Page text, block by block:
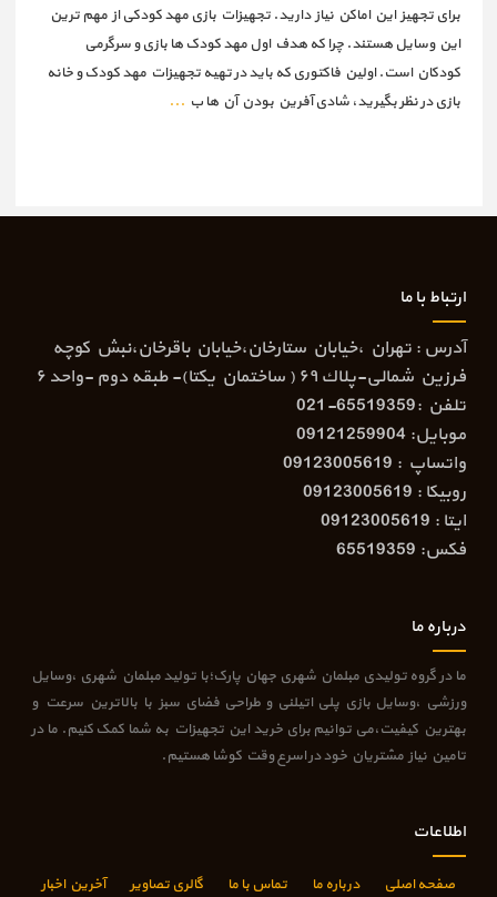
برای تجهیز این اماکن نیاز دارید. تجهیزات بازی مهد کودکی از مهم ترین
این وسایل هستند. چرا که هدف اول مهد کودک ها بازی و سرگرمی
کودکان است. اولین فاکتوری که باید در تهیه تجهیزات مهد کودک و خانه
بازی در نظر بگیرید، شادی آفرین بودن آن ها ب ...
ارتباط با ما
آدرس : تهران ،خيابان ستارخان،خيابان باقرخان،نبش كوچه
فرزين شمالی-پلاك ٦٩ ( ساختمان يكتا)- طبقه دوم -واحد ٦
تلفن :65519359-021
موبایل: 09121259904
واتساپ : 09123005619
روبیکا : 09123005619
ایتا : 09123005619
فکس: 65519359
درباره ما
ما در گروه تولیدی مبلمان شهری جهان پارک؛با تولید مبلمان شهری ،وسایل
ورزشی ،وسایل بازی پلی اتیلنی و طراحی فضای سبز با بالاترین سرعت و
بهترین کیفیت،می توانیم برای خرید این تجهیزات به شما کمک کنیم. ما در
تامین نیاز مشتریان خود در اسرع وقت کوشا هستیم.
اطلاعات
صفحه اصلی درباره ما تماس با ما گالری تصاویر آخرین اخبار